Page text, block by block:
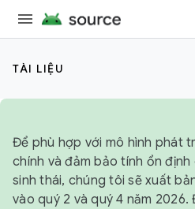
TÀI LIỆU
Để phù hợp với mô hình phát
chính và đảm bảo tính ổn
sinh thái, chúng tôi sẽ xuất
vào quý 2 và quý 4 năm